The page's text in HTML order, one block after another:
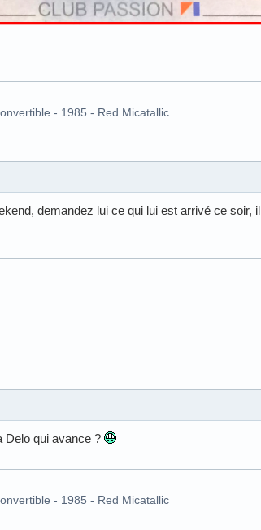
- 1985 - Red Micatallic
demandez lui ce qui lui est arrivé ce soir,
Delo qui avance ?
- 1985 - Red Micatallic